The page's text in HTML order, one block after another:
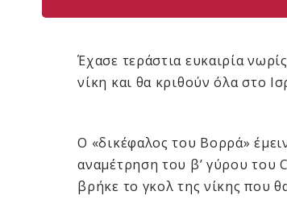
Έχασε τεράστια ευκαιρία
νίκη και θα κριθούν όλα στο
Ο «δικέφαλος του Βορρά»
αναμέτρηση του β’ γύρου του
βρήκε το γκολ της νίκης που